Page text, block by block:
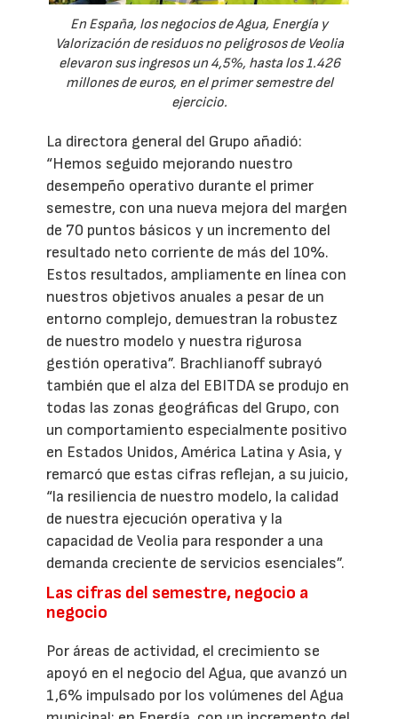
En España, los negocios de Agua, Energía y
Valorización de residuos no peligrosos de Veolia
elevaron sus ingresos un 4,5%, hasta los 1.426
millones de euros, en el primer semestre del
ejercicio.
La directora general del Grupo añadió:
“Hemos seguido mejorando nuestro
desempeño operativo durante el primer
semestre, con una nueva mejora del margen
de 70 puntos básicos y un incremento del
resultado neto corriente de más del 10%.
Estos resultados, ampliamente en línea con
nuestros objetivos anuales a pesar de un
entorno complejo, demuestran la robustez
de nuestro modelo y nuestra rigurosa
gestión operativa”. Brachlianoff subrayó
también que el alza del EBITDA se produjo en
todas las zonas geográficas del Grupo, con
un comportamiento especialmente positivo
en Estados Unidos, América Latina y Asia, y
remarcó que estas cifras reflejan, a su juicio,
“la resiliencia de nuestro modelo, la calidad
de nuestra ejecución operativa y la
capacidad de Veolia para responder a una
demanda creciente de servicios esenciales”.
Las cifras del semestre, negocio a
negocio
Por áreas de actividad, el crecimiento se
apoyó en el negocio del Agua, que avanzó un
1,6% impulsado por los volúmenes del Agua